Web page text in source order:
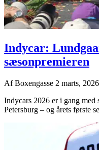
Indycar:
sæsonpremieren
AfBoxengasse 2 marts, 2026
Indycars 2026 er i gang med
Petersburg – og årets første